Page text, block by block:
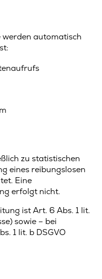
werden automatisch
zu statistischen
eines reibungslosen
Eine
erfolgt nicht.
ist Art. 6 Abs. 1 lit.
sowie – bei
1 lit. b DSGVO